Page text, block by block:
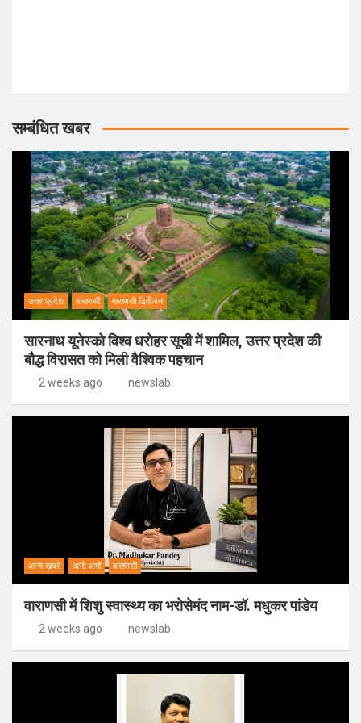
सम्बंधित खबर
उत्तर प्रदेश वाराणसी वाराणसी डिवीजन
सारनाथ यूनेस्को विश्व धरोहर सूची में शामिल, उत्तर प्रदेश की
बौद्ध विरासत को मिली वैश्विक पहचान
2 weeks ago newslab
अन्य ख़बरें अभी अभी वाराणसी
वाराणसी में शिशु स्वास्थ्य का भरोसेमंद नाम-डॉ. मधुकर पांडेय
2 weeks ago newslab